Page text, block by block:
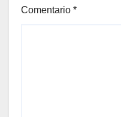
Comentario *